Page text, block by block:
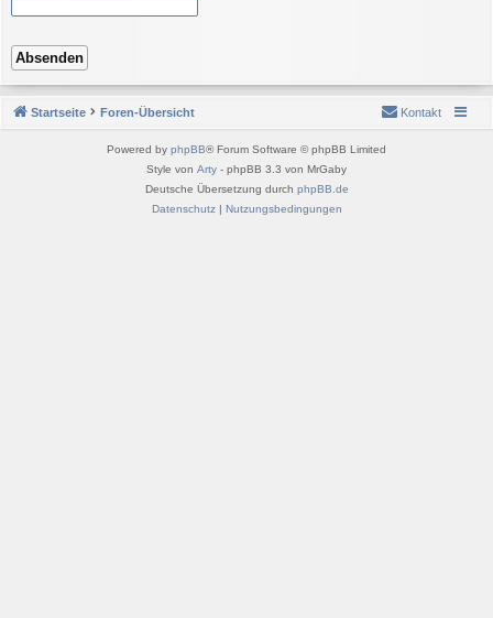
Startseite Foren-Übersicht Kontakt
Powered by phpBB® Forum Software © phpBB Limited
Style von Arty - phpBB 3.3 von MrGaby
Deutsche Übersetzung durch phpBB.de
Datenschutz| Nutzungsbedingungen